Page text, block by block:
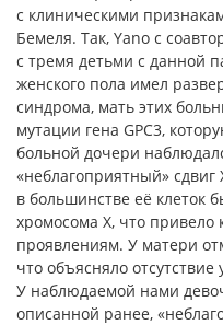
с клиническими
Бемеля. Так, Yano с
с тремя детьми с данной
женского пола имел
синдрома, мать этих
мутации гена GPC3,
больной дочери
«неблагоприятный»
в большинстве её клеток
хромосома Х, что
проявлениям. У матери
что объясняло
У наблюдаемой нами
описанной ранее,